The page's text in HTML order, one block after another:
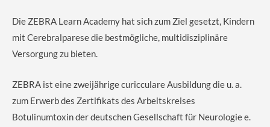
Die ZEBRA Learn Academy hat sich zum Ziel gesetzt, Kindern
mit Cerebralparese die bestmögliche, multidisziplinäre
Versorgung zu bieten.
ZEBRA ist eine zweijährige curicculare Ausbildung die u. a.
zum Erwerb des Zertifikats des Arbeitskreises
Botulinumtoxin der deutschen Gesellschaft für Neurologie e.